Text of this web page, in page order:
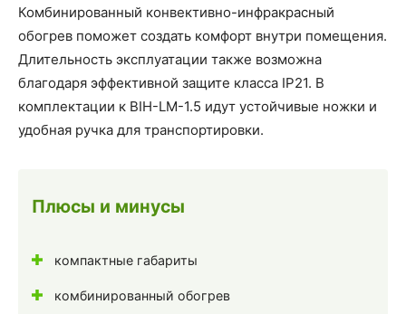
Комбинированный конвективно-инфракрасный
обогрев поможет создать комфорт внутри помещения.
Длительность эксплуатации также возможна
благодаря эффективной защите класса IP21. В
комплектации к BIH-LM-1.5 идут устойчивые ножки и
удобная ручка для транспортировки.
Плюсы и минусы
компактные габариты
комбинированный обогрев